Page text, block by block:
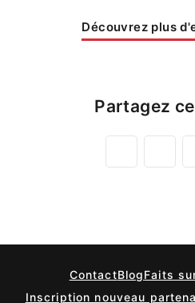
Découvrez plus
Partagez
ContactBlogFaits
Inscription nouveau